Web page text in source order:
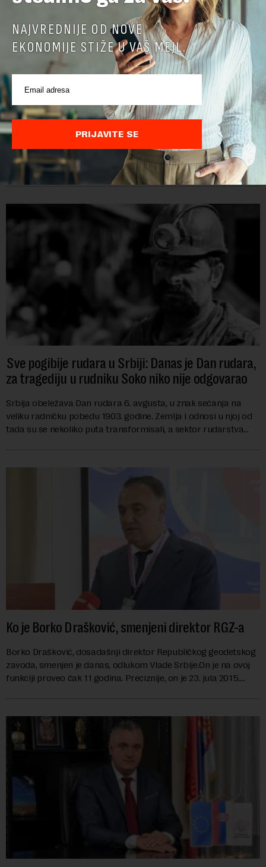
Papua Nova Gvineja potvrdila učešće na Ekspo
2027
Papua Nova Gvineja jedna je od 141 međunarodne učesnice
koje su do sada potvrdile učešće na specijalizovanoj
međunarodnoj izložbi "Ekspu 2027" Beograd, gde će predstaviti
i kao državu sa najvećom jezičkom ra...
Sve pogibije rudara u Srbiji: Danas je Dan rudara,
za tragediju u rudniku Soko niko nije odgovarao
Srbija obeležava Dan rudara 6. avgusta, u znak sećanja na
veliku radničku pobedu 1903. godine. Zemlja i odnosi u njoj od
tada su se nekoliko puta transformisali, a sektor rudarstva
Ko je Borko Drašković, smenjeni direktor RGZ-a
Borko Drašković, dosadašnji direktor Republičkog geodetskog
zavoda, smenjen je danas, odlukom Vlade Srbije.On je na ovoj
funkciji proveo čak 11 godina. Preciznije, on je 23. jula 2015.
NAJVREDNIJE OD NOVE
EKONOMIJE STIŽE U VAŠ MEJL.
PRIJAVITE SE